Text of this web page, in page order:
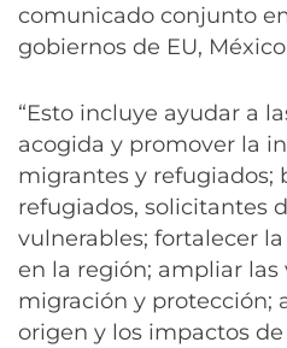
comunicado conjunto
gobiernos de EU,
“Esto incluye ayudar a
acogida y promover la
migrantes y refugiados;
refugiados, solicitantes
vulnerables; fortalecer
en la región; ampliar las
migración y protección;
origen y los impactos